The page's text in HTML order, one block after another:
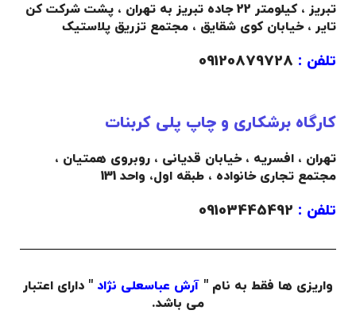
تبریز ، کیلومتر 22 جاده تبریز به تهران ، پشت شرکت کن
تایر ، خیابان کوی شقایق ، مجتمع تزریق پلاستیک
تلفن :
کارگاه برشکاری و چاپ پلی کربنات
تهران ، افسریه ، خیابان قدیانی ، روبروی همتیان ،
مجتمع تجاری خانواده ، طبقه اول، واحد 131
تلفن :
واریزی ها فقط به نام " آرش عباسعلی نژاد " دارای اعتبار
می باشد.